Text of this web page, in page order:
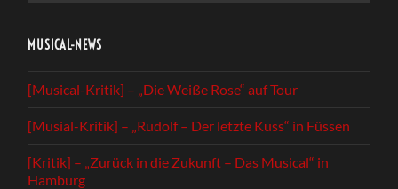
MUSICAL-NEWS
[Musical-Kritik] – „Die Weiße Rose“ auf Tour
[Musial-Kritik] – „Rudolf – Der letzte Kuss“ in Füssen
[Kritik] – „Zurück in die Zukunft – Das Musical“ in
Hamburg